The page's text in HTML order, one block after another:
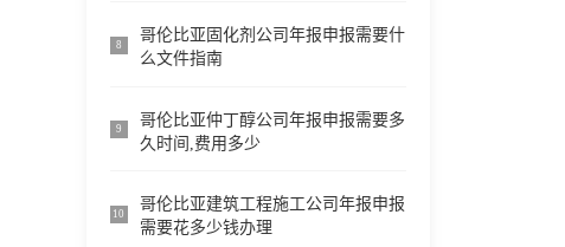
8
哥伦比亚固化剂公司年报申报需要什
么文件指南
9
哥伦比亚仲丁醇公司年报申报需要多
久时间,费用多少
10
哥伦比亚建筑工程施工公司年报申报
需要花多少钱办理